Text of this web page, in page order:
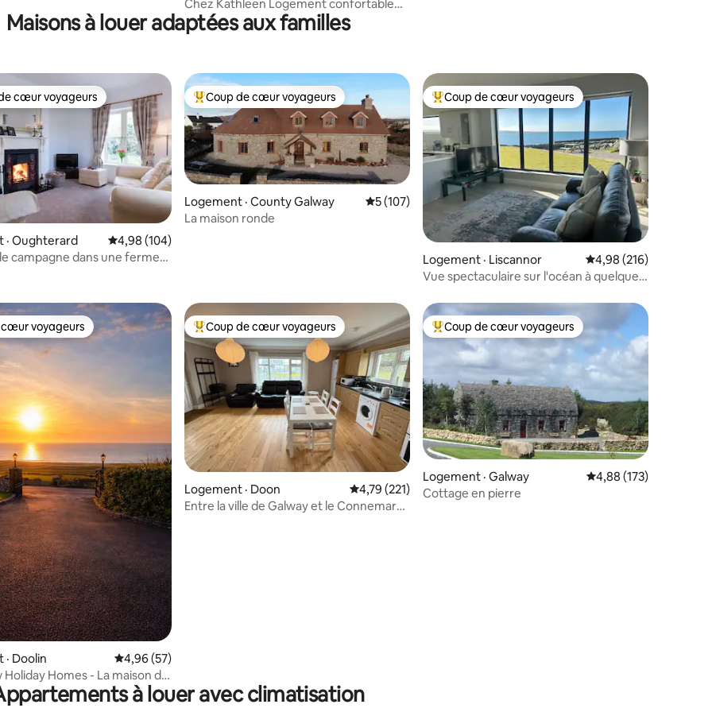
Chez Kathleen Logement confortable
avec stationnement
Maisons à louer adaptées aux familles
5, 106 commentaires
cœur voyageurs parmi les plus aimés
cœur voyageurs
· Oughterard Note moyenne de 4,98 sur 5, 104 commentaires
4,98 (104)
campagne dans une ferme
Coup de cœur voyageurs parmi les plus aimés
Coup de cœur voyageurs
Logement · County Galway Note moyenne de 5 sur 5, 107 commentaires
5 (107)
La maison ronde
Coup de cœur voyageurs parmi les plus aimés
Coup de cœur voyageurs
Logement · Liscannor Note moyenne de
4,98 (216)
Vue spectaculaire sur l'océan à quelques
5, 63 commentaires
cœur voyageurs
voyageurs
Doolin Note moyenne de 4,96 sur 5, 57 commentaires
4,96 (57)
Holiday Homes - La maison de
Coup de cœur voyageurs parmi les plus aimés
Coup de cœur voyageurs
Logement · Doon Note moyenne de 4,79 sur 5, 221 commentaires
4,79 (221)
Entre la ville de Galway et le Connemara
Coup de cœur voyageurs parmi les plus aimés
Coup de cœur voyageurs
Logement · Galway Note moyenne de
4,88 (173)
Cottage en pierre
à louer avec climatisation